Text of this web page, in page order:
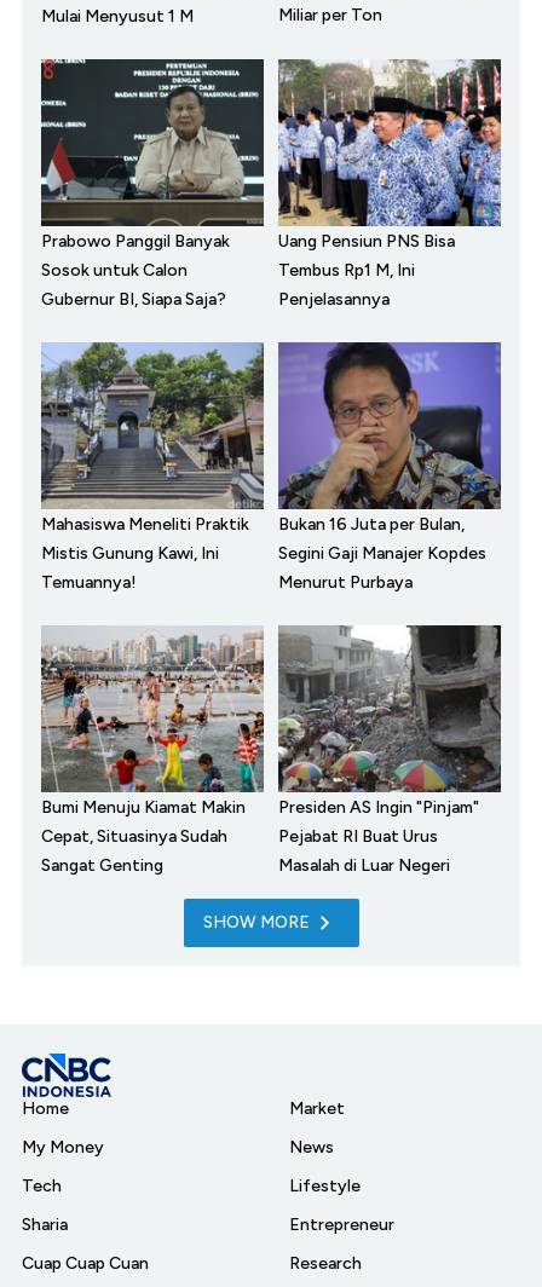
Mulai Menyusut 1 M
Miliar per Ton
Prabowo Panggil Banyak
Sosok untuk Calon
Gubernur BI, Siapa Saja?
Uang Pensiun PNS Bisa
Tembus Rp1 M, Ini
Penjelasannya
Mahasiswa Meneliti Praktik
Mistis Gunung Kawi, Ini
Temuannya!
Bukan 16 Juta per Bulan,
Segini Gaji Manajer Kopdes
Menurut Purbaya
Bumi Menuju Kiamat Makin
Cepat, Situasinya Sudah
Sangat Genting
Presiden AS Ingin "Pinjam"
Pejabat RI Buat Urus
Masalah di Luar Negeri
SHOW MORE
Home
My Money
Tech
Sharia
Cuap Cuap Cuan
Market
News
Lifestyle
Entrepreneur
Research